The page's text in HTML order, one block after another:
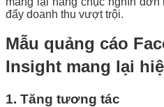
đẩy doanh thu vượt trội.
Mẫu quảng cáo
Insight mang lại
1. Tăng tương tác